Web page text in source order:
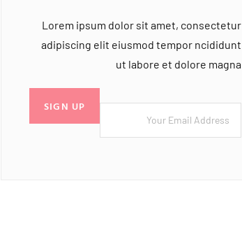
Lorem ipsum dolor sit amet, consectetur
adipiscing elit eiusmod tempor ncididunt
ut labore et dolore magna
SIGN UP